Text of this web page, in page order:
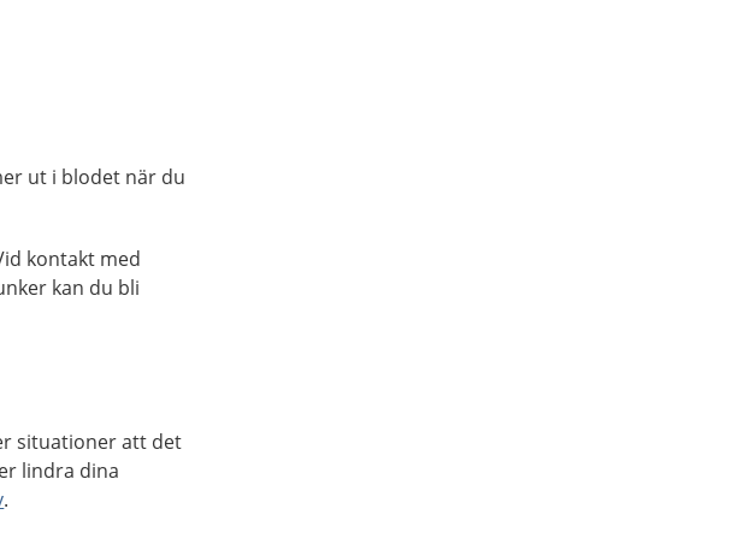
ut i blodet när du
kontakt med
kan du bli
situationer att det
lindra dina
.